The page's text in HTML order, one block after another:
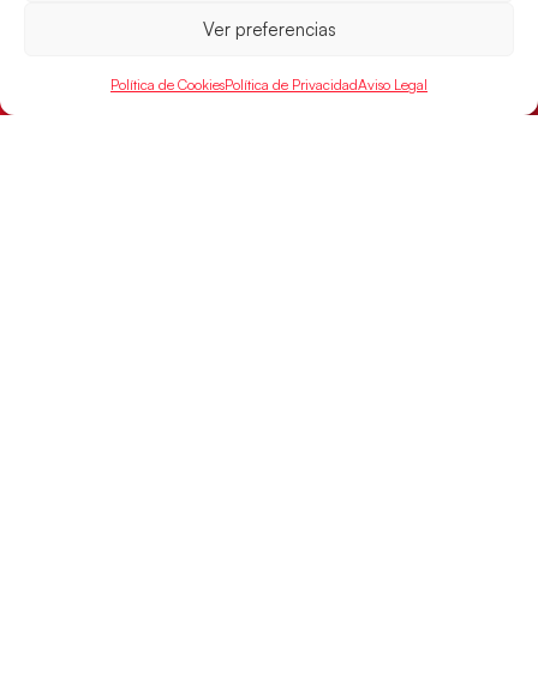
Ver preferencias
Política de CookiesPolítica de PrivacidadAviso Legal
un billete para las semifinales del Mundial
15:00 h, los cuartos de final del Campeonato del